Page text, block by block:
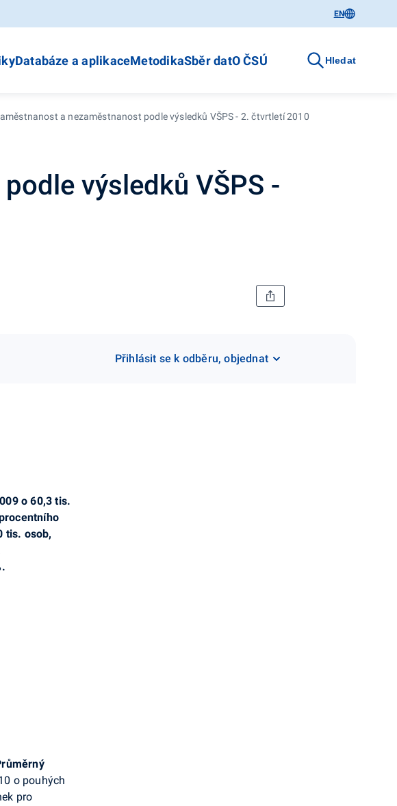
EN
Databáze a aplikaceMetodikaSběr datO ČSÚ Hledat
a nezaměstnanost podle výsledků VŠPS - 2. čtvrtletí 2010
výsledků VŠPS -
Přihlásit se k odběru, objednat
o 60,3 tis.
tis. osob,
o pouhých
pro